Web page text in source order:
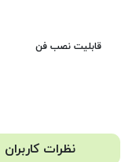
قابلیت نصب فن
نظرات کاربران